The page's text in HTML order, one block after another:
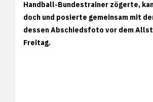
Handball-Bundestrainer zögerte,
doch und posierte gemeinsam mit
dessen Abschiedsfoto vor dem
Freitag.